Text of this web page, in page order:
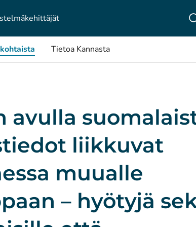
Tietoa Kannasta
avulla
liikkuvat
muualle
– hyötyjä